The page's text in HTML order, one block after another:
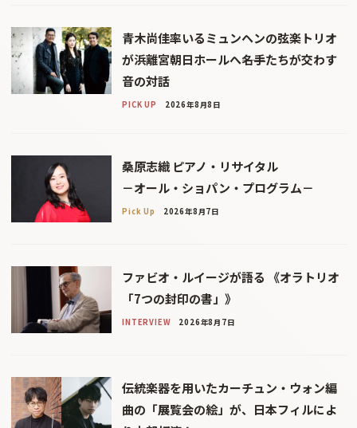
青木尚佳率いるミュンヘンの弦楽トリオ
が浜離宮朝日ホールへ――名手たちが交わす
音の対話
PICK UP 2026年8月8日
桑原志織 ピアノ・リサイタル
－オール・ショパン・プログラム－
Pick Up 2026年8月7日
ファビオ・ルイージが語る 《オラトリオ
「7つの封印の書」》
INTERVIEW 2026年8月7日
伝統楽器を用いたカーチュン・ウォン編
曲の「展覧会の絵」が、日本フィルによ